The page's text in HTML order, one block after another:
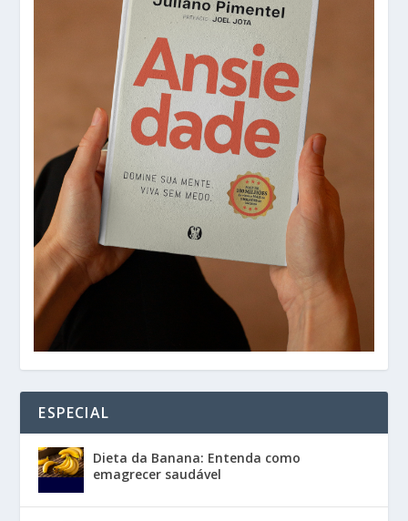
ESPECIAL
Dieta da Banana: Entenda como
emagrecer saudável